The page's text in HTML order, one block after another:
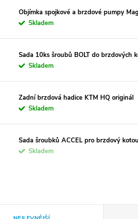
Objímka spojkové a brzdové pumpy
Skladem
Sada 10ks šroubů BOLT do brzdových
Skladem
Zadní brzdová hadice KTM HQ originál
Skladem
Sada šroubků ACCEL pro brzdový
Skladem